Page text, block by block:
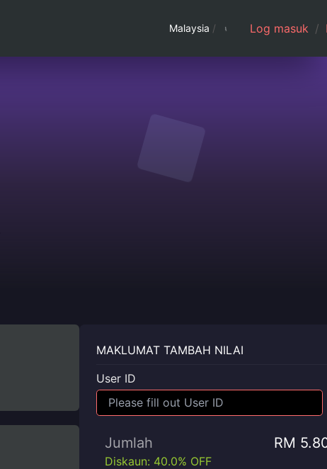
Malaysia / Log masuk /
MAKLUMAT TAMBAH NILAI
User ID
Jumlah RM
Diskaun: 40.0% OFF